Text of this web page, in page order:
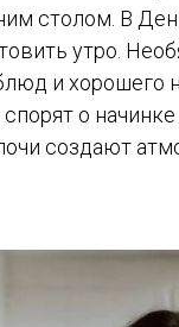
столом. В
утро.
и хорошего
о
создают